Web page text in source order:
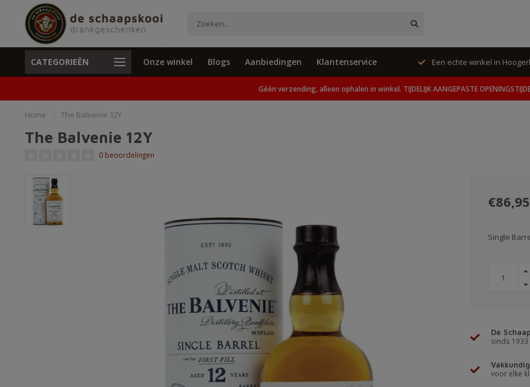
CATEGORIEËN Onze winkel Blogs Aanbiedingen Klantenservice
Unieke cadeaus en specials Geen verzending, alleen ophalen in winkel. Een echte winkel in
Géén verzending, alleen ophalen in winkel. TIJDELIJK AANGEPASTE
Home The Balvenie 12Y
The Balvenie 12Y
0 beoordelingen
€86,95
Single
De
sinds 1933
voor elke